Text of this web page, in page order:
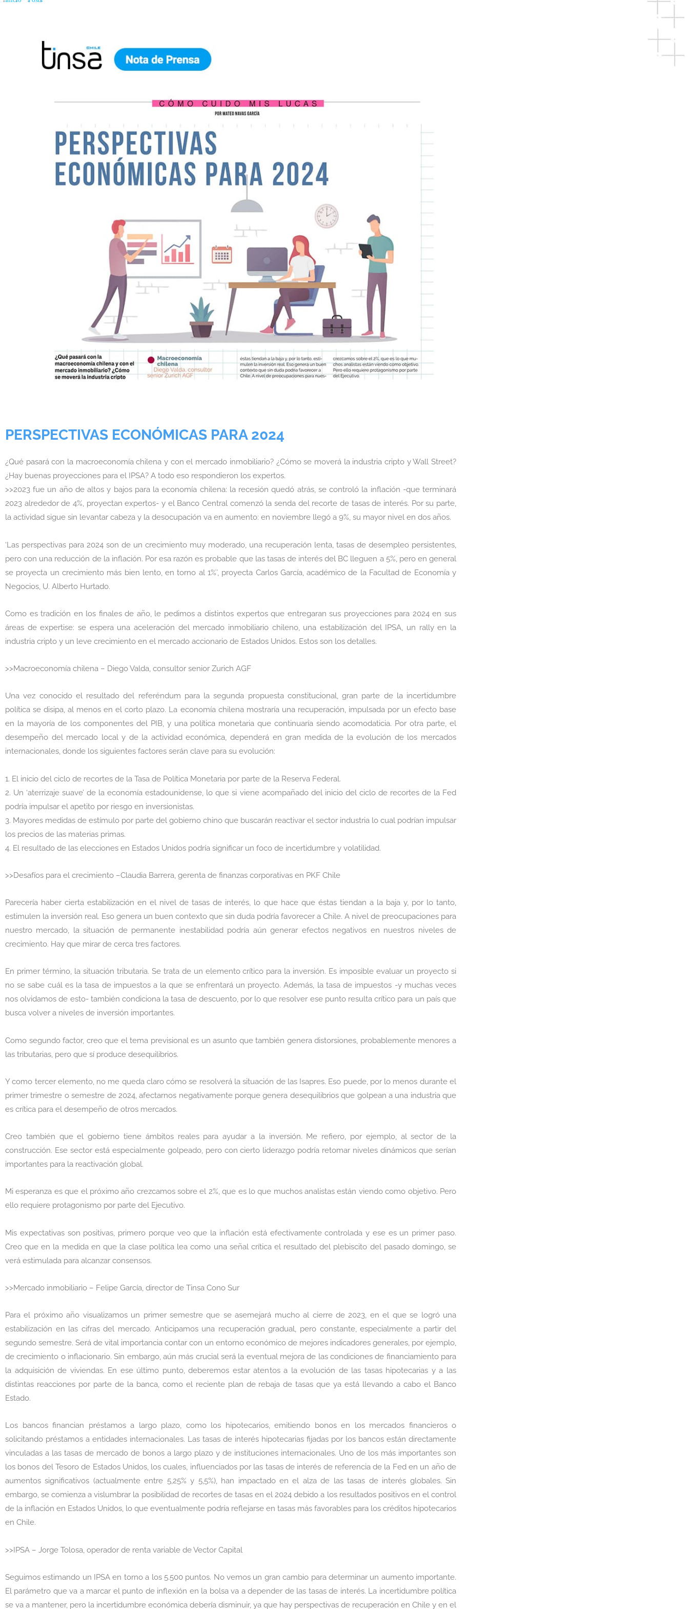
PERSPECTIVAS ECONÓMICAS PARA 2024
¿Qué pasará con la macroeconomía chilena y con el mercado inmobiliario? ¿Cómo se moverá la industria cripto y Wall Street?
¿Hay buenas proyecciones para el IPSA? A todo eso respondieron los expertos.
>>2023 fue un año de altos y bajos para la economía chilena: la recesión quedó atrás, se controló la inflación -que terminará
2023 alrededor de 4%, proyectan expertos- y el Banco Central comenzó la senda del recorte de tasas de interés. Por su parte,
la actividad sigue sin levantar cabeza y la desocupación va en aumento: en noviembre llegó a 9%, su mayor nivel en dos años.
‘Las perspectivas para 2024 son de un crecimiento muy moderado, una recuperación lenta, tasas de desempleo persistentes,
pero con una reducción de la inflación. Por esa razón es probable que las tasas de interés del BC lleguen a 5%, pero en general
se proyecta un crecimiento más bien lento, en torno al 1%’, proyecta Carlos García, académico de la Facultad de Economía y
Negocios, U. Alberto Hurtado.
Como es tradición en los finales de año, le pedimos a distintos expertos que entregaran sus proyecciones para 2024 en sus
áreas de expertise: se espera una aceleración del mercado inmobiliario chileno, una estabilización del IPSA, un rally en la
industria cripto y un leve crecimiento en el mercado accionario de Estados Unidos. Estos son los detalles.
>>Macroeconomía chilena – Diego Valda, consultor senior Zurich AGF
Una vez conocido el resultado del referéndum para la segunda propuesta constitucional, gran parte de la incertidumbre
política se disipa, al menos en el corto plazo. La economía chilena mostraría una recuperación, impulsada por un efecto base
en la mayoría de los componentes del PIB, y una política monetaria que continuaría siendo acomodaticia. Por otra parte, el
desempeño del mercado local y de la actividad económica, dependerá en gran medida de la evolución de los mercados
internacionales, donde los siguientes factores serán clave para su evolución:
1. El inicio del ciclo de recortes de la Tasa de Política Monetaria por parte de la Reserva Federal.
2. Un ‘aterrizaje suave’ de la economía estadounidense, lo que si viene acompañado del inicio del ciclo de recortes de la Fed
podría impulsar el apetito por riesgo en inversionistas.
3. Mayores medidas de estímulo por parte del gobierno chino que buscarán reactivar el sector industria lo cual podrían impulsar
los precios de las materias primas.
4. El resultado de las elecciones en Estados Unidos podría significar un foco de incertidumbre y volatilidad.
>>Desafíos para el crecimiento –Claudia Barrera, gerenta de finanzas corporativas en PKF Chile
Parecería haber cierta estabilización en el nivel de tasas de interés, lo que hace que éstas tiendan a la baja y, por lo tanto,
estimulen la inversión real. Eso genera un buen contexto que sin duda podría favorecer a Chile. A nivel de preocupaciones para
nuestro mercado, la situación de permanente inestabilidad podría aún generar efectos negativos en nuestros niveles de
crecimiento. Hay que mirar de cerca tres factores.
En primer término, la situación tributaria. Se trata de un elemento crítico para la inversión. Es imposible evaluar un proyecto si
no se sabe cuál es la tasa de impuestos a la que se enfrentará un proyecto. Además, la tasa de impuestos -y muchas veces
nos olvidamos de esto- también condiciona la tasa de descuento, por lo que resolver ese punto resulta crítico para un país que
busca volver a niveles de inversión importantes.
Como segundo factor, creo que el tema previsional es un asunto que también genera distorsiones, probablemente menores a
las tributarias, pero que sí produce desequilibrios.
Y como tercer elemento, no me queda claro cómo se resolverá la situación de las Isapres. Eso puede, por lo menos durante el
primer trimestre o semestre de 2024, afectarnos negativamente porque genera desequilibrios que golpean a una industria que
es crítica para el desempeño de otros mercados.
Creo también que el gobierno tiene ámbitos reales para ayudar a la inversión. Me refiero, por ejemplo, al sector de la
construcción. Ese sector está especialmente golpeado, pero con cierto liderazgo podría retomar niveles dinámicos que serían
importantes para la reactivación global.
Mi esperanza es que el próximo año crezcamos sobre el 2%, que es lo que muchos analistas están viendo como objetivo. Pero
ello requiere protagonismo por parte del Ejecutivo.
Mis expectativas son positivas, primero porque veo que la inflación está efectivamente controlada y ese es un primer paso.
Creo que en la medida en que la clase política lea como una señal crítica el resultado del plebiscito del pasado domingo, se
verá estimulada para alcanzar consensos.
>>Mercado inmobiliario – Felipe García, director de Tinsa Cono Sur
Para el próximo año visualizamos un primer semestre que se asemejará mucho al cierre de 2023, en el que se logró una
estabilización en las cifras del mercado. Anticipamos una recuperación gradual, pero constante, especialmente a partir del
segundo semestre. Será de vital importancia contar con un entorno económico de mejores indicadores generales, por ejemplo,
de crecimiento o inflacionario. Sin embargo, aún más crucial será la eventual mejora de las condiciones de financiamiento para
la adquisición de viviendas. En ese último punto, deberemos estar atentos a la evolución de las tasas hipotecarias y a las
distintas reacciones por parte de la banca, como el reciente plan de rebaja de tasas que ya está llevando a cabo el Banco
Estado.
Los bancos financian préstamos a largo plazo, como los hipotecarios, emitiendo bonos en los mercados financieros o
solicitando préstamos a entidades internacionales. Las tasas de interés hipotecarias fijadas por los bancos están directamente
vinculadas a las tasas de mercado de bonos a largo plazo y de instituciones internacionales. Uno de los más importantes son
los bonos del Tesoro de Estados Unidos, los cuales, influenciados por las tasas de interés de referencia de la Fed en un año de
aumentos significativos (actualmente entre 5,25% y 5,5%), han impactado en el alza de las tasas de interés globales. Sin
embargo, se comienza a vislumbrar la posibilidad de recortes de tasas en el 2024 debido a los resultados positivos en el control
de la inflación en Estados Unidos, lo que eventualmente podría reflejarse en tasas más favorables para los créditos hipotecarios
en Chile.
>>IPSA – Jorge Tolosa, operador de renta variable de Vector Capital
Seguimos estimando un IPSA en torno a los 5.500 puntos. No vemos un gran cambio para determinar un aumento importante.
El parámetro que va a marcar el punto de inflexión en la bolsa va a depender de las tasas de interés. La incertidumbre política
se va a mantener, pero la incertidumbre económica debería disminuir, ya que hay perspectivas de recuperación en Chile y en el